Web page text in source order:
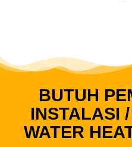
BUTUH
INSTALASI
WATER